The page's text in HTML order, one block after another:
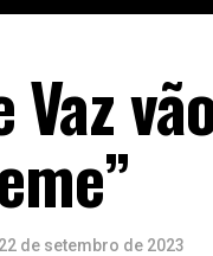
22 de setembro de 2023